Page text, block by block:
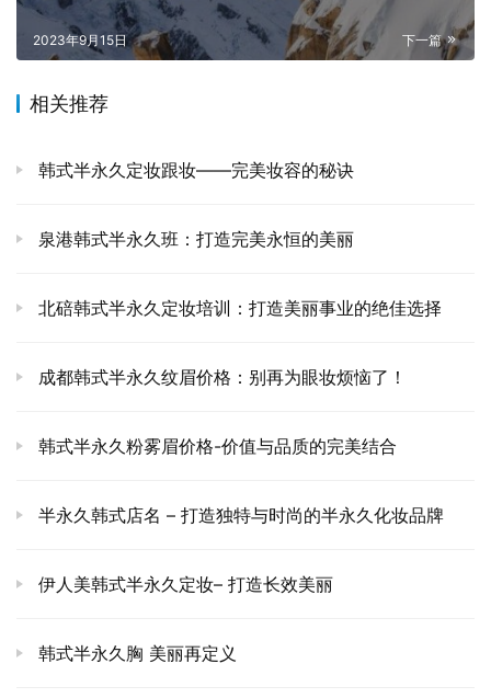
下一篇
2023年9月15日
相关推荐
韩式半永久定妆跟妆——完美妆容的秘诀
泉港韩式半永久班：打造完美永恒的美丽
北碚韩式半永久定妆培训：打造美丽事业的绝佳选择
成都韩式半永久纹眉价格：别再为眼妆烦恼了！
韩式半永久粉雾眉价格-价值与品质的完美结合
半永久韩式店名 – 打造独特与时尚的半永久化妆品牌
伊人美韩式半永久定妆– 打造长效美丽
韩式半永久胸 美丽再定义